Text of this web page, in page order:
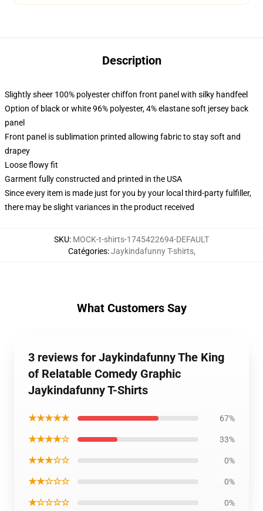
Description
Slightly sheer 100% polyester chiffon front panel with silky handfeel
Option of black or white 96% polyester, 4% elastane soft jersey back
panel
Front panel is sublimation printed allowing fabric to stay soft and
drapey
Loose flowy fit
Garment fully constructed and printed in the USA
Since every item is made just for you by your local third-party fulfiller,
there may be slight variances in the product received
SKU: MOCK-t-shirts-1745422694-DEFAULT
Catégories:Jaykindafunny T-shirts,
What Customers Say
3 reviews for Jaykindafunny The King
of Relatable Comedy Graphic
Jaykindafunny T-Shirts
★★★★★ 67%
★★★★☆ 33%
★★★☆☆ 0%
★★☆☆☆ 0%
★☆☆☆☆ 0%